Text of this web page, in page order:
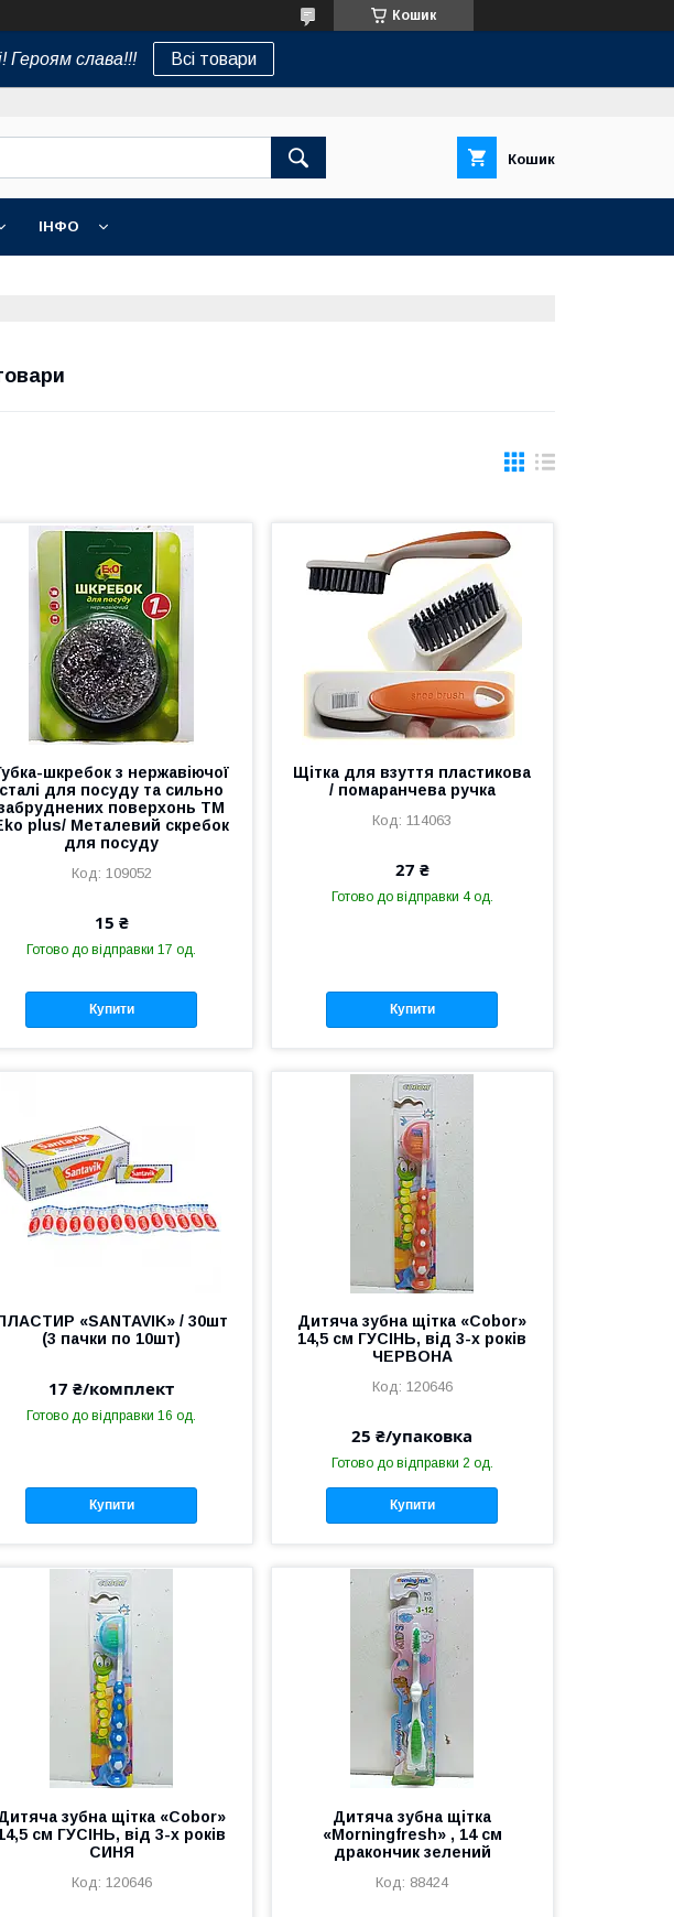
Кошик
слава!!! Всі товари
Кошик
ІНФО
шкребок з нержавіючої
сталі для посуду та сильно
поверхонь ТМ
plus/ Металевий скребок
для посуду
109052
15 ₴
Готово до відправки 17 од.
Купити
Щітка для взуття пластикова
/ помаранчева ручка
114063
27 ₴
Готово до відправки 4 од.
Купити
«SANTAVIK» / 30шт
(3 пачки по 10шт)
17 ₴/комплект
Готово до відправки 16 од.
Купити
Дитяча зубна щітка «Cobor»
14,5 см ГУСІНЬ, від 3-х років
ЧЕРВОНА
120646
25 ₴/упаковка
Готово до відправки 2 од.
Купити
зубна щітка «Cobor»
см ГУСІНЬ, від 3-х років
СИНЯ
120646
Дитяча зубна щітка
«Morningfresh» , 14 см
дракончик зелений
88424